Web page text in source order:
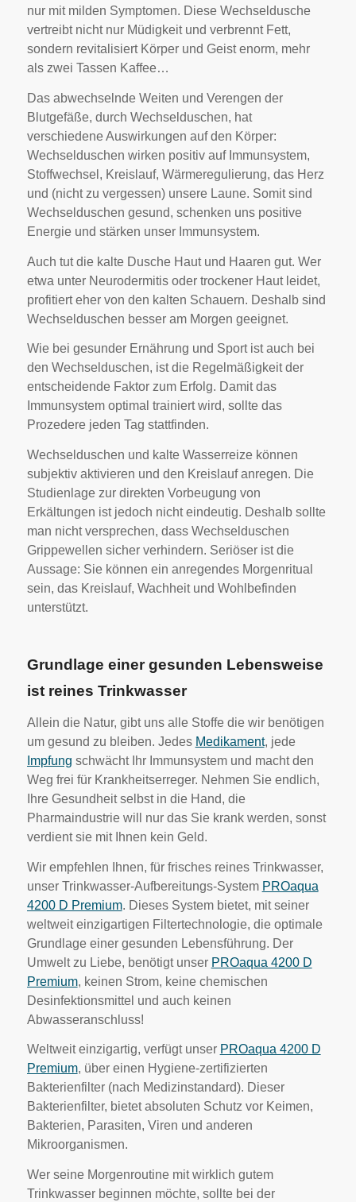
nur mit milden Symptomen. Diese Wechseldusche
vertreibt nicht nur Müdigkeit und verbrennt Fett,
sondern revitalisiert Körper und Geist enorm, mehr
als zwei Tassen Kaffee…
Das abwechselnde Weiten und Verengen der
Blutgefäße, durch Wechselduschen, hat
verschiedene Auswirkungen auf den Körper:
Wechselduschen wirken positiv auf Immunsystem,
Stoffwechsel, Kreislauf, Wärmeregulierung, das Herz
und (nicht zu vergessen) unsere Laune. Somit sind
Wechselduschen gesund, schenken uns positive
Energie und stärken unser Immunsystem.
Auch tut die kalte Dusche Haut und Haaren gut. Wer
etwa unter Neurodermitis oder trockener Haut leidet,
profitiert eher von den kalten Schauern. Deshalb sind
Wechselduschen besser am Morgen geeignet.
Wie bei gesunder Ernährung und Sport ist auch bei
den Wechselduschen, ist die Regelmäßigkeit der
entscheidende Faktor zum Erfolg. Damit das
Immunsystem optimal trainiert wird, sollte das
Prozedere jeden Tag stattfinden.
Wechselduschen und kalte Wasserreize können
subjektiv aktivieren und den Kreislauf anregen. Die
Studienlage zur direkten Vorbeugung von
Erkältungen ist jedoch nicht eindeutig. Deshalb sollte
man nicht versprechen, dass Wechselduschen
Grippewellen sicher verhindern. Seriöser ist die
Aussage: Sie können ein anregendes Morgenritual
sein, das Kreislauf, Wachheit und Wohlbefinden
unterstützt.
Grundlage einer gesunden Lebensweise
ist reines Trinkwasser
Allein die Natur, gibt uns alle Stoffe die wir benötigen
um gesund zu bleiben. Jedes Medikament, jede
Impfung schwächt Ihr Immunsystem und macht den
Weg frei für Krankheitserreger. Nehmen Sie endlich,
Ihre Gesundheit selbst in die Hand, die
Pharmaindustrie will nur das Sie krank werden, sonst
verdient sie mit Ihnen kein Geld.
Wir empfehlen Ihnen, für frisches reines Trinkwasser,
unser Trinkwasser-Aufbereitungs-System PROaqua
4200 D Premium. Dieses System bietet, mit seiner
weltweit einzigartigen Filtertechnologie, die optimale
Grundlage einer gesunden Lebensführung. Der
Umwelt zu Liebe, benötigt unser PROaqua 4200 D
Premium, keinen Strom, keine chemischen
Desinfektionsmittel und auch keinen
Abwasseranschluss!
Weltweit einzigartig, verfügt unser PROaqua 4200 D
Premium, über einen Hygiene-zertifizierten
Bakterienfilter (nach Medizinstandard). Dieser
Bakterienfilter, bietet absoluten Schutz vor Keimen,
Bakterien, Parasiten, Viren und anderen
Mikroorganismen.
Wer seine Morgenroutine mit wirklich gutem
Trinkwasser beginnen möchte, sollte bei der